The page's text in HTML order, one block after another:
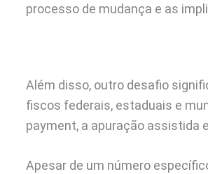
processo de mudança e as
Além disso, outro desafio
fiscos federais, estaduais e
payment, a apuração assistida
Apesar de um número